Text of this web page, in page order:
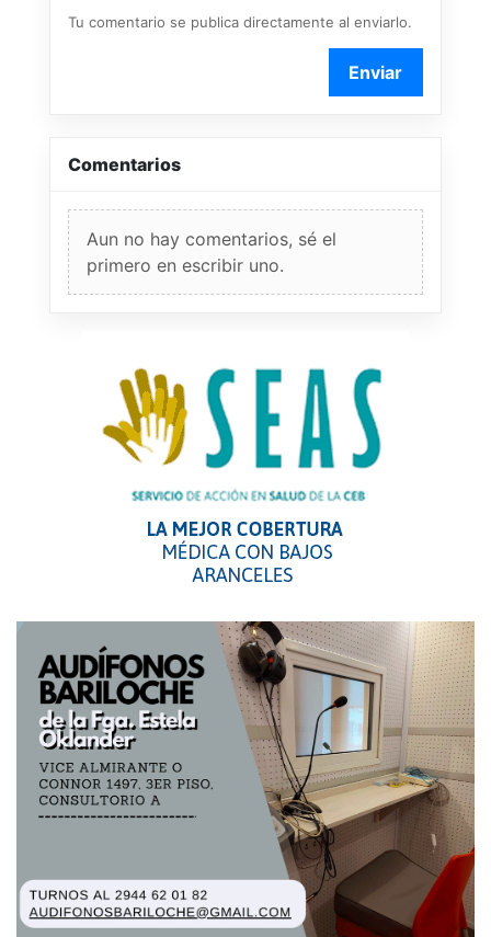
Tu comentario se publica directamente al enviarlo.
Enviar
Comentarios
Aun no hay comentarios, sé el
primero en escribir uno.